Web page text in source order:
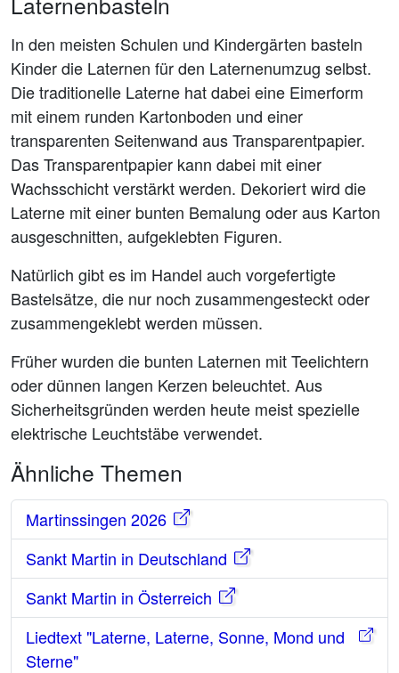
In den meisten Schulen und Kindergärten basteln
Kinder die Laternen für den Laternenumzug selbst.
Die traditionelle Laterne hat dabei eine Eimerform
mit einem runden Kartonboden und einer
transparenten Seitenwand aus Transparentpapier.
Das Transparentpapier kann dabei mit einer
Wachsschicht verstärkt werden. Dekoriert wird die
Laterne mit einer bunten Bemalung oder aus Karton
ausgeschnitten, aufgeklebten Figuren.
Natürlich gibt es im Handel auch vorgefertigte
Bastelsätze, die nur noch zusammengesteckt oder
zusammengeklebt werden müssen.
Früher wurden die bunten Laternen mit Teelichtern
oder dünnen langen Kerzen beleuchtet. Aus
Sicherheitsgründen werden heute meist spezielle
elektrische Leuchtstäbe verwendet.
Ähnliche Themen
Martinssingen 2026
Sankt Martin in Deutschland
Sankt Martin in Österreich
Liedtext "Laterne, Laterne, Sonne, Mond und
Sterne"